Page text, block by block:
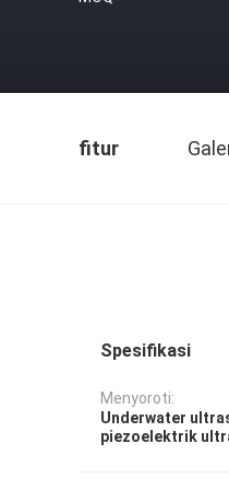
fitur
Spesifikasi
Menyoroti:
Underwater
piezoelektrik